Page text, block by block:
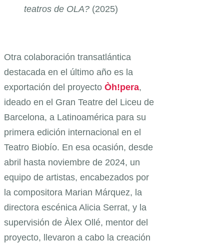
teatros de OLA? (2025)
Otra colaboración transatlántica
destacada en el último año es la
exportación del proyecto Òh!pera,
ideado en el Gran Teatre del Liceu de
Barcelona, a Latinoamérica para su
primera edición internacional en el
Teatro Biobío. En esa ocasión, desde
abril hasta noviembre de 2024, un
equipo de artistas, encabezados por
la compositora Marian Márquez, la
directora escénica Alicia Serrat, y la
supervisión de Àlex Ollé, mentor del
proyecto, llevaron a cabo la creación